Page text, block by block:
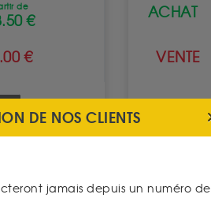
de
€
€
ACHAT
VENTE
DE NOS CLIENTS
jamais depuis un numéro de